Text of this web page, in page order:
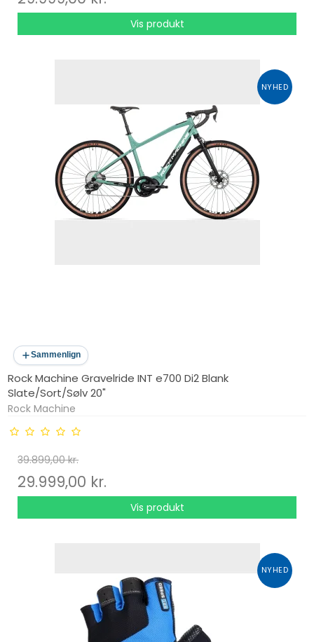
Vis produkt
NYHED
Sammenlign
Rock Machine Gravelride INT e700 Di2 Blank
Slate/Sort/Sølv 20"
Rock Machine
39.899,00 kr.
29.999,00 kr.
Vis produkt
NYHED